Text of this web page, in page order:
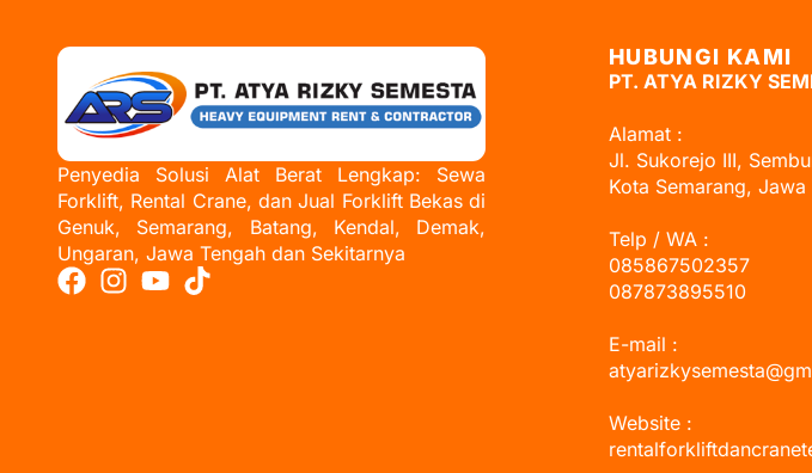
Penyedia Solusi Alat Berat Lengkap: Sewa
Forklift, Rental Crane, dan Jual Forklift Bekas di
Genuk, Semarang, Batang, Kendal, Demak,
Ungaran, Jawa Tengah dan Sekitarnya
HUBUNGI KAMI
PT. ATYA RIZKY
Alamat :
Jl. Sukorejo III,
Kota Semarang, Jawa
Telp / WA :
085867502357
087873895510
E-mail :
Website :